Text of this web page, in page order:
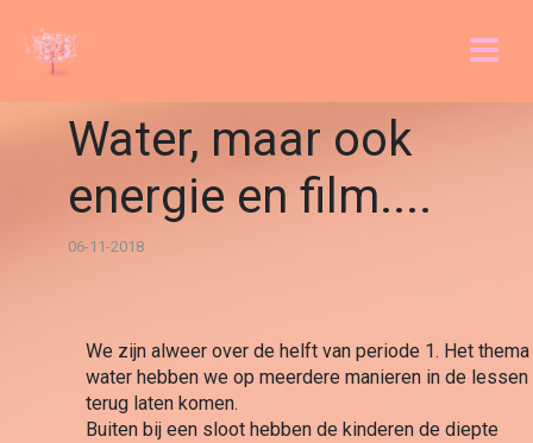
Water, maar ook
energie en film....
06-11-2018
We zijn alweer over de helft van periode 1. Het thema
water hebben we op meerdere manieren in de lessen
terug laten komen.
Buiten bij een sloot hebben de kinderen de diepte